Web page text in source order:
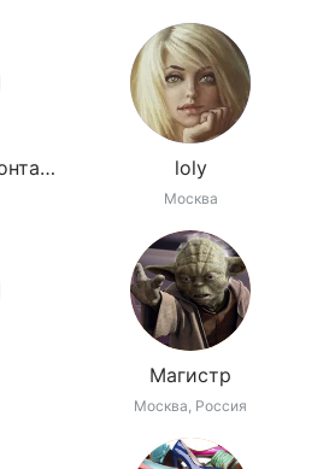
tach *Всё для ремонта по отличным ценам* loly
Москва
Магистр
Москва, Россия